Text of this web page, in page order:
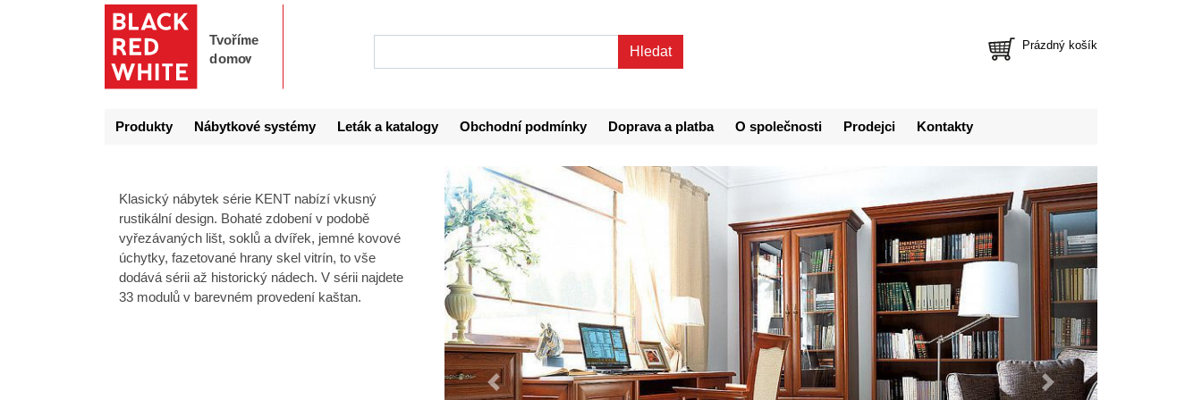
Prázdný košík
Produkty Nábytkové systémy Leták a katalogy Obchodní podmínky Doprava a platba O společnosti Prodejci Kontakty
Klasický nábytek série KENT nabízí vkusný
rustikální design. Bohaté zdobení v podobě
vyřezávaných lišt, soklů a dvířek, jemné kovové
úchytky, fazetované hrany skel vitrín, to vše
dodává sérii až historický nádech. V sérii najdete
33 modulů v barevném provedení kaštan.
Předchozí Další